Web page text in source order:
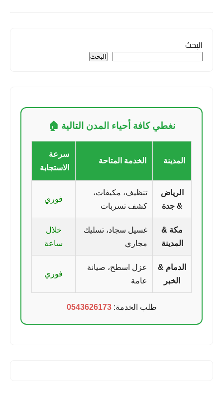
البحث
البحث
نغطي كافة أحياء المدن التالية 🏠
المدينة الخدمة المتاحة
سرعة
الاستجابة
الرياض
& جدة
تنظيف، مكيفات،
كشف تسربات
فوري
مكة &
المدينة
غسيل سجاد، تسليك
مجاري
خلال
ساعة
الدمام &
الخبر
عزل اسطح، صيانة
عامة
فوري
طلب الخدمة:0543626173